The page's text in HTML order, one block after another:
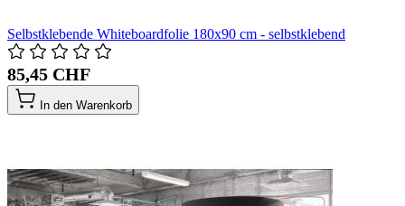
Selbstklebende Whiteboardfolie 180x90 cm - selbstklebend
85,45 CHF
In den Warenkorb